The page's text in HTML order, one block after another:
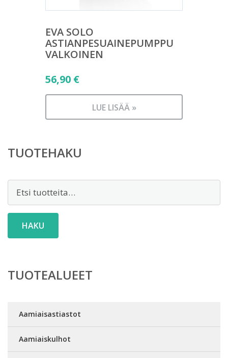
EVA SOLO
ASTIANPESUAINEPUMPPU
VALKOINEN
56,90 €
LUE LISÄÄ »
TUOTEHAKU
Etsi:
HAKU
TUOTEALUEET
Aamiaisastiastot
Aamiaiskulhot